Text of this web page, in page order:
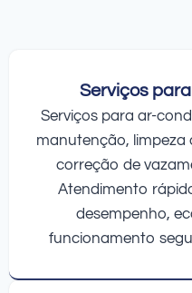
Serviços
Serviços para ar-
manutenção, limpeza
correção de
Atendimento
desempenho,
funcionamento